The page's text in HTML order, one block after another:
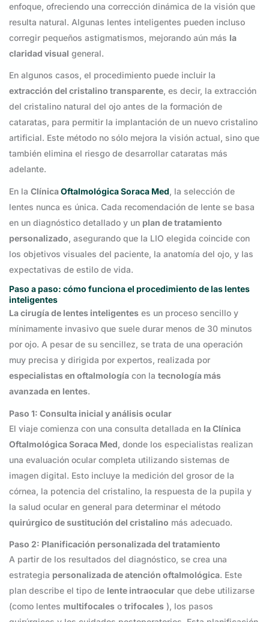
enfoque, ofreciendo una corrección dinámica de la visión que
resulta natural. Algunas lentes inteligentes pueden incluso
corregir pequeños astigmatismos, mejorando aún más la
claridad visual general.
En algunos casos, el procedimiento puede incluir la
extracción del cristalino transparente, es decir, la extracción
del cristalino natural del ojo antes de la formación de
cataratas, para permitir la implantación de un nuevo cristalino
artificial. Este método no sólo mejora la visión actual, sino que
también elimina el riesgo de desarrollar cataratas más
adelante.
En la ClínicaOftalmológica Soraca Med, la selección de
lentes nunca es única. Cada recomendación de lente se basa
en un diagnóstico detallado y un plan de tratamiento
personalizado, asegurando que la LIO elegida coincide con
los objetivos visuales del paciente, la anatomía del ojo, y las
expectativas de estilo de vida.
Paso a paso: cómo funciona el procedimiento de las lentes
inteligentes
La cirugía de lentes inteligentes es un proceso sencillo y
mínimamente invasivo que suele durar menos de 30 minutos
por ojo. A pesar de su sencillez, se trata de una operación
muy precisa y dirigida por expertos, realizada por
especialistas en oftalmología con la tecnología más
avanzada en lentes.
Paso 1: Consulta inicial y análisis ocular
El viaje comienza con una consulta detallada en la Clínica
Oftalmológica Soraca Med, donde los especialistas realizan
una evaluación ocular completa utilizando sistemas de
imagen digital. Esto incluye la medición del grosor de la
córnea, la potencia del cristalino, la respuesta de la pupila y
la salud ocular en general para determinar el método
quirúrgico de sustitución del cristalino más adecuado.
Paso 2: Planificación personalizada del tratamiento
A partir de los resultados del diagnóstico, se crea una
estrategia personalizada de atención oftalmológica. Este
plan describe el tipo de lente intraocular que debe utilizarse
(como lentes multifocales o trifocales ), los pasos